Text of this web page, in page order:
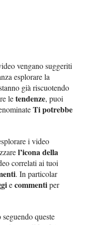
vengano suggeriti
esplorare la
già riscuotendo
letendenze, puoi
Ti potrebbe
i video
l’icona della
correlati ai tuoi
. In particolar
ecommentiper
queste